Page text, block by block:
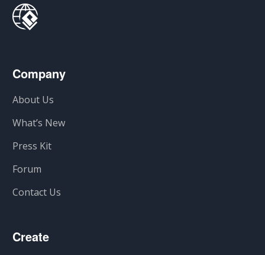
Company
About Us
What’s New
Press Kit
Forum
Contact Us
Create